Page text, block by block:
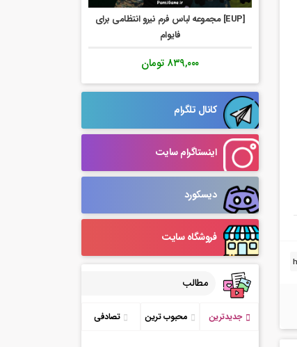
[EUP] مجموعه لباس فرم نیرو انتظامی برای
فایوام
۸۳۹,۰۰۰ تومان
کانال تلگرام
اینستاگرام سایت
دیسکورد
فروشگاه سایت
مطالب
جدیدترین محبوب ترین تصادفی